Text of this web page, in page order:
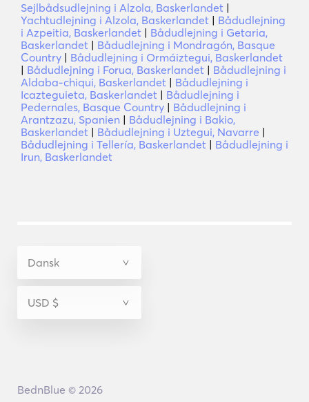
Sejlbådsudlejning i Alzola, Baskerlandet |
Yachtudlejning i Alzola, Baskerlandet | Bådudlejning
i Azpeitia, Baskerlandet | Bådudlejning i Getaria,
Baskerlandet | Bådudlejning i Mondragón, Basque
Country | Bådudlejning i Ormáiztegui, Baskerlandet
| Bådudlejning i Forua, Baskerlandet | Bådudlejning i
Aldaba-chiqui, Baskerlandet | Bådudlejning i
Icazteguieta, Baskerlandet | Bådudlejning i
Pedernales, Basque Country | Bådudlejning i
Arantzazu, Spanien | Bådudlejning i Bakio,
Baskerlandet | Bådudlejning i Uztegui, Navarre |
Bådudlejning i Tellería, Baskerlandet | Bådudlejning i
Irun, Baskerlandet
BednBlue © 2026